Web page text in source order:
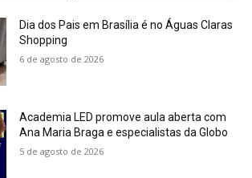
Dia dos Pais em Brasília é no Águas Claras
Shopping
6 de agosto de 2026
Academia LED promove aula aberta com
Ana Maria Braga e especialistas da Globo
5 de agosto de 2026